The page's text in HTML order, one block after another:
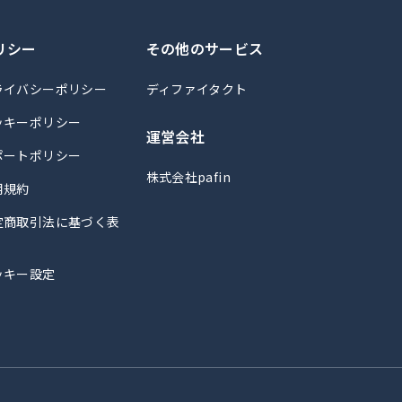
シー
イバシーポリシー
キーポリシー
ートポリシー
約
商取引法に基づく表
ー設定
その他のサービス
ディファイタクト
運営会社
株式会社pafin